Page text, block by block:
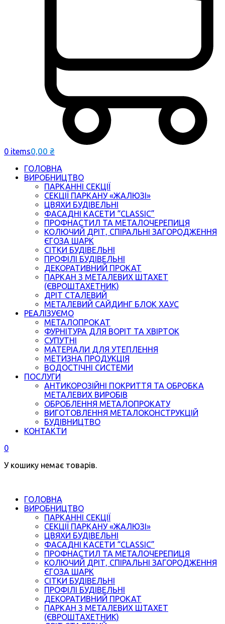
0 items0,00 ₴
ГОЛОВНА
ВИРОБНИЦТВО
ПАРКАННІ СЕКЦІЇ
СЕКЦІЇ ПАРКАНУ «ЖАЛЮЗІ»
ЦВЯХИ БУДІВЕЛЬНІ
ФАСАДНІ КАСЕТИ “CLASSIC”
ПРОФНАСТИЛ ТА МЕТАЛОЧЕРЕПИЦЯ
КОЛЮЧИЙ ДРІТ, СПІРАЛЬНІ ЗАГОРОДЖЕННЯ
ЄГОЗА ШАРК
СІТКИ БУДІВЕЛЬНІ
ПРОФІЛІ БУДІВЕЛЬНІ
ДЕКОРАТИВНИЙ ПРОКАТ
ПАРКАН З МЕТАЛЕВИХ ШТАХЕТ
(ЄВРОШТАХЕТНИК)
ДРІТ СТАЛЕВИЙ
МЕТАЛЕВИЙ САЙДИНГ БЛОК ХАУС
РЕАЛІЗУЄМО
МЕТАЛОПРОКАТ
ФУРНІТУРА ДЛЯ ВОРІТ ТА ХВІРТОК
СУПУТНІ
МАТЕРІАЛИ ДЛЯ УТЕПЛЕННЯ
МЕТИЗНА ПРОДУКЦІЯ
ВОДОСТІЧНІ СИСТЕМИ
ПОСЛУГИ
АНТИКОРОЗІЙНІ ПОКРИТТЯ ТА ОБРОБКА
МЕТАЛЕВИХ ВИРОБІВ
ОБРОБЛЕННЯ МЕТАЛОПРОКАТУ
ВИГОТОВЛЕННЯ МЕТАЛОКОНСТРУКЦІЙ
БУДІВНИЦТВО
КОНТАКТИ
0
У кошику немає товарів.
ГОЛОВНА
ВИРОБНИЦТВО
ПАРКАННІ СЕКЦІЇ
СЕКЦІЇ ПАРКАНУ «ЖАЛЮЗІ»
ЦВЯХИ БУДІВЕЛЬНІ
ФАСАДНІ КАСЕТИ “CLASSIC”
ПРОФНАСТИЛ ТА МЕТАЛОЧЕРЕПИЦЯ
КОЛЮЧИЙ ДРІТ, СПІРАЛЬНІ ЗАГОРОДЖЕННЯ
ЄГОЗА ШАРК
СІТКИ БУДІВЕЛЬНІ
ПРОФІЛІ БУДІВЕЛЬНІ
ДЕКОРАТИВНИЙ ПРОКАТ
ПАРКАН З МЕТАЛЕВИХ ШТАХЕТ
(ЄВРОШТАХЕТНИК)